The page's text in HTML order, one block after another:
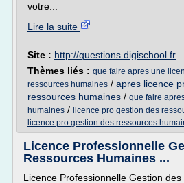
votre...
Lire la suite
Site : http://questions.digischool.fr
Thèmes liés : que faire apres une
ressources humaines / apres licence
ressources humaines / que faire
humaines / licence pro gestion des
licence pro gestion des ressources
Licence Professionnelle
Ressources Humaines ...
Licence Professionnelle Gestion